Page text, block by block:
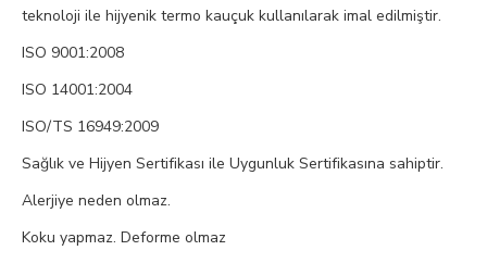
teknoloji ile hijyenik termo kauçuk kullanılarak imal edilmiştir.
ISO 9001:2008
ISO 14001:2004
ISO/TS 16949:2009
Sağlık ve Hijyen Sertifikası ile Uygunluk Sertifikasına sahiptir.
Alerjiye neden olmaz.
Koku yapmaz. Deforme olmaz